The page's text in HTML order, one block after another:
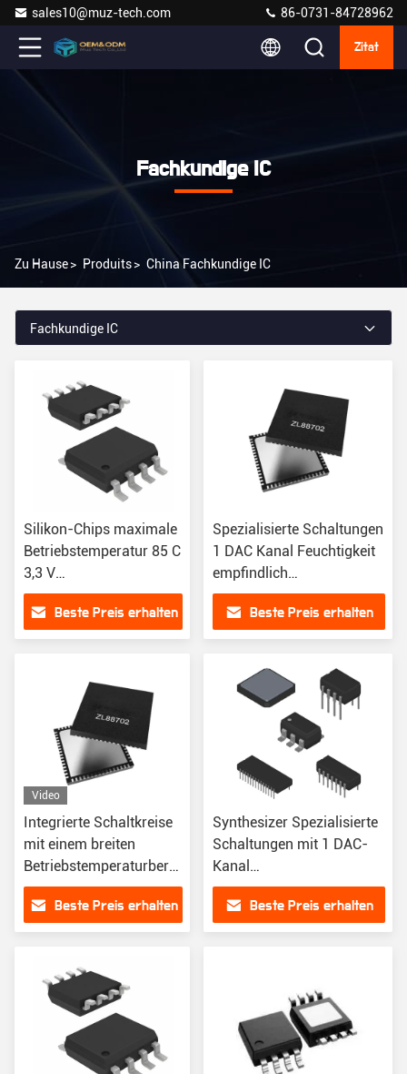
sales10@muz-tech.com 86-0731-84728962
Zitat
Fachkundige IC
Zu Hause> Produits> China Fachkundige IC
Fachkundige IC
Silikon-Chips maximale
Betriebstemperatur 85 C
3,3 V
Versorgungsspannung
für Industriezweige
Beste Preis erhalten
Spezialisierte Schaltungen
1 DAC Kanal Feuchtigkeit
empfindlich
Mindestbetriebstemperatur
40 C
Beste Preis erhalten
Video
Integrierte Schaltkreise
mit einem breiten
Betriebstemperaturbereich
von 40 °C bis 85 °C
Beste Preis erhalten
Synthesizer Spezialisierte
Schaltungen mit 1 DAC-
Kanal
Höchstbetriebstemperatur
85 C
Beste Preis erhalten